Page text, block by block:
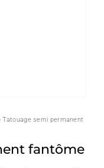
› Tatouage semi permanent
fantôme